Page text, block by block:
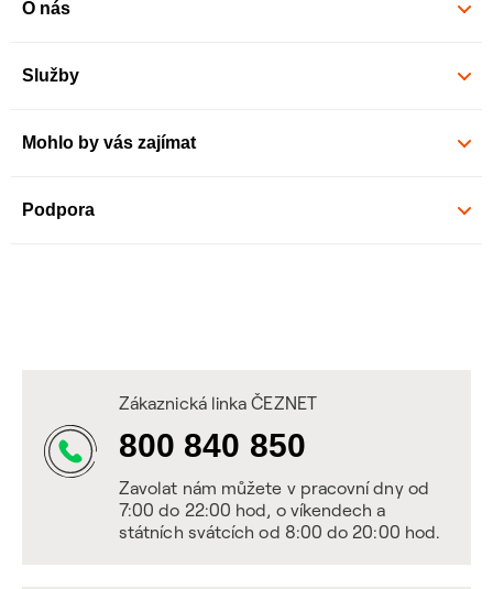
O nás
Služby
Mohlo by vás zajímat
Podpora
Zákaznická linka ČEZNET
800 840 850
Zavolat nám můžete v pracovní dny od
7:00 do 22:00 hod, o víkendech a
státních svátcích od 8:00 do 20:00 hod.